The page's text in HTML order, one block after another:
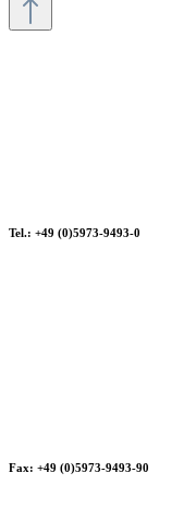
Tel.: +49 (0)5973-9493-0
Fax: +49 (0)5973-9493-90